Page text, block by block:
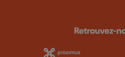
Retrouvez-